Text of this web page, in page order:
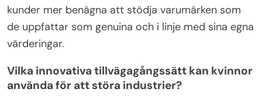
kvinnliga entreprenörer att blomstra på
konkurrensutsatta marknader.
Hur kan äkthet förbättra
varumärkesidentiteten?
Äkthet förbättrar varumärkesidentiteten genom